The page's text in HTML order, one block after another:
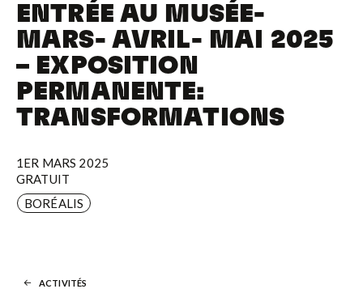
ENTRÉE AU MUSÉE-
MARS- AVRIL- MAI 2025
– EXPOSITION
PERMANENTE:
TRANSFORMATIONS
1ER MARS 2025
GRATUIT
BORÉALIS
ACTIVITÉS